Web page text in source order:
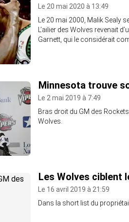
Le 20 mai 2020 à 13:49
Le 20 mai 2000, Malik Sealy
L’ailier des Wolves revenait
Garnett, qui le considérait
Minnesota trouve
Le 2 mai 2019 à 7:49
Bras droit du GM des
Wolves.
Les Wolves ciblent
Le 16 avril 2019 à 21:59
Dans la short list du